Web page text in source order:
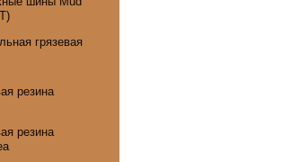
грязевая
резина
резина